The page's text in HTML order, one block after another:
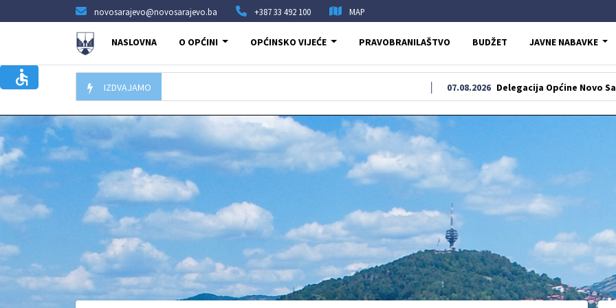
novosarajevo@novosarajevo.ba +387 33 492 100 MAP
NASLOVNA O OPĆINI OPĆINSKO VIJEĆE PRAVOBRANILAŠTVO BUDŽET JAVNE NABAVKE
IZDVAJAMO Delegacija Općine Novo Sarajevo